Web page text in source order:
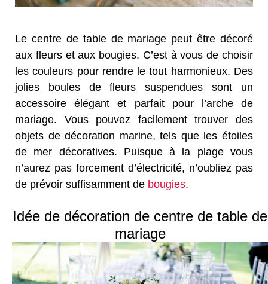
Le centre de table de mariage peut être décoré
aux fleurs et aux bougies. C’est à vous de choisir
les couleurs pour rendre le tout harmonieux. Des
jolies boules de fleurs suspendues sont un
accessoire élégant et parfait pour l’arche de
mariage. Vous pouvez facilement trouver des
objets de décoration marine, tels que les étoiles
de mer décoratives. Puisque à la plage vous
n’aurez pas forcement d’électricité, n’oubliez pas
de prévoir suffisamment de bougies.
Idée de décoration de centre de table de
mariage